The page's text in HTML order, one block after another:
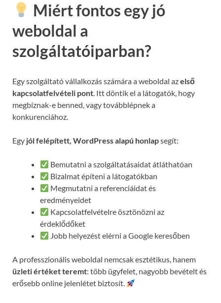
Miért fontos egy jó
weboldal a
szolgáltatóiparban?
Egy szolgáltató vállalkozás számára a weboldal azelső
kapcsolatfelvételi pont. Itt döntik el a látogatók, hogy
megbíznak-e benned, vagy továbblépnek a
konkurenciához.
Egy jól felépített, WordPress alapú honlapsegít:
Bemutatni a szolgáltatásaidat átláthatóan
Bizalmat építeni a látogatókban
Megmutatni a referenciáidat és
eredményeidet
Kapcsolatfelvételre ösztönözni az
érdeklődőket
Jobb helyezést elérni a Google keresőben
A professzionális weboldal nemcsak esztétikus, hanem
üzleti értéket teremt: több ügyfelet, nagyobb bevételt és
erősebb online jelenlétet biztosít.